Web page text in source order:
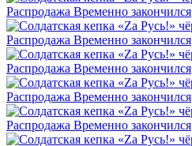
Распродажа Временно закончился
Распродажа Временно закончился
Распродажа Временно закончился
Распродажа Временно закончился
Распродажа Временно закончился